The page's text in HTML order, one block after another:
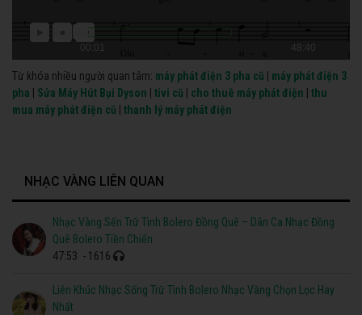
00:01 48:40
Từ khóa nhiều người quan tâm: máy phát điện 3 pha cũ
máy phát điện 3
pha
Sửa Máy Hút Bụi Dyson tivi cũ cho thuê máy phát điện
thu
mua máy phát điện cũ
thanh lý máy phát điện
NHẠC VÀNG LIÊN QUAN
Nhạc Vàng Sến Trữ Tình Bolero Đồng Quê – Dân Ca Nhạc Đồng
Quê Bolero Tiền Chiến
47:53 - 1616
Liên Khúc Nhạc Sống Trữ Tình Bolero Nhạc Vàng Chọn Lọc Hay
Nhất